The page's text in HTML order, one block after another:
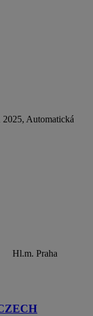
2025, Automatická
Hl.m. Praha